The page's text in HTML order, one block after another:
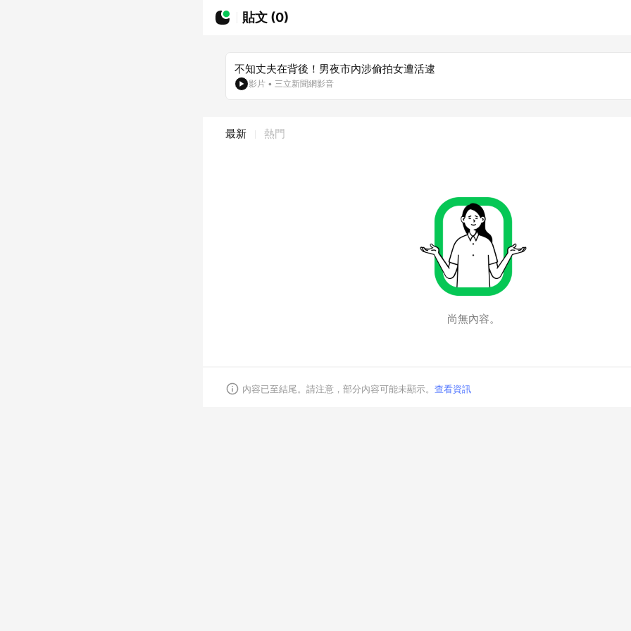
貼文 (0)
不知丈夫在背後！男夜市內涉偷拍女遭活逮
影片 • 三立新聞網影音
最新 熱門
尚無內容。
內容已至結尾。請注意，部分內容可能未顯示。 查看資訊